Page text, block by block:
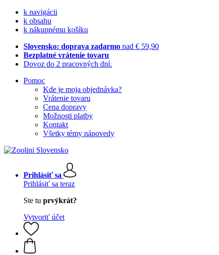
k navigácii
k obsahu
k nákupnému košíku
Slovensko: doprava zadarmo nad € 59,90
Bezplatné vrátenie tovaru
Dovoz do 2 pracovných dní.
Pomoc
Kde je moja objednávka?
Vrátenie tovaru
Cena dopravy
Možnosti platby
Kontakt
Všetky témy nápovedy
Prihlásiť sa
Prihlásiť sa teraz
Ste tu prvýkrát?
Vytvoriť účet